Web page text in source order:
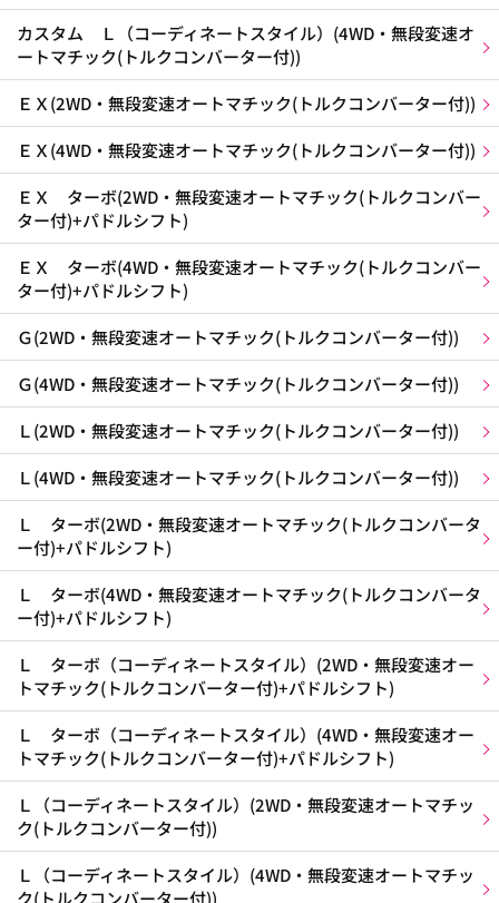
カスタム Ｌ（コーディネートスタイル）(4WD・無段変速オ
ートマチック(トルクコンバーター付))
ＥＸ(2WD・無段変速オートマチック(トルクコンバーター付))
ＥＸ(4WD・無段変速オートマチック(トルクコンバーター付))
ＥＸ ターボ(2WD・無段変速オートマチック(トルクコンバー
ター付)+パドルシフト)
ＥＸ ターボ(4WD・無段変速オートマチック(トルクコンバー
ター付)+パドルシフト)
Ｇ(2WD・無段変速オートマチック(トルクコンバーター付))
Ｇ(4WD・無段変速オートマチック(トルクコンバーター付))
Ｌ(2WD・無段変速オートマチック(トルクコンバーター付))
Ｌ(4WD・無段変速オートマチック(トルクコンバーター付))
Ｌ ターボ(2WD・無段変速オートマチック(トルクコンバータ
ー付)+パドルシフト)
Ｌ ターボ(4WD・無段変速オートマチック(トルクコンバータ
ー付)+パドルシフト)
Ｌ ターボ（コーディネートスタイル）(2WD・無段変速オー
トマチック(トルクコンバーター付)+パドルシフト)
Ｌ ターボ（コーディネートスタイル）(4WD・無段変速オー
トマチック(トルクコンバーター付)+パドルシフト)
Ｌ（コーディネートスタイル）(2WD・無段変速オートマチッ
ク(トルクコンバーター付))
Ｌ（コーディネートスタイル）(4WD・無段変速オートマチッ
ク(トルクコンバーター付))